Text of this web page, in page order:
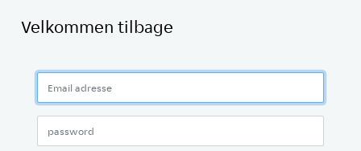
Velkommen tilbage